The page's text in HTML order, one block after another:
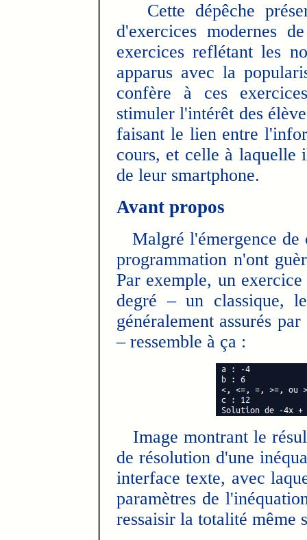
Cette dépêche
d'exercices modernes
exercices reflétant les
apparus avec la
confère à ces
stimuler l'intérêt des
faisant le lien entre
cours, et celle à laquelle
de leur smartphone.
Avant propos
Malgré l'émergence de
programmation n'ont
Par exemple, un
degré – un classique,
généralement assurés
– ressemble à ça :
Image montrant le
de résolution d'une
interface texte, avec
paramètres de
ressaisir la totalité même